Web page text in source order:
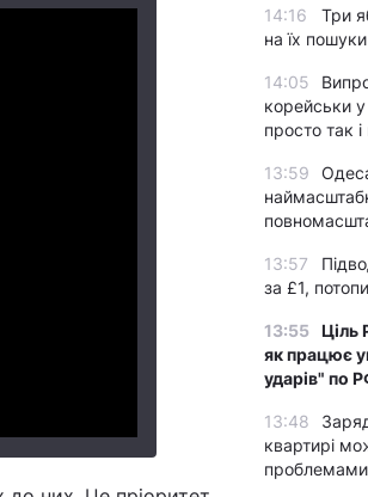
14:16
Три
на їх
14:05
корейськи
просто так
13:59
13:57
за £1,
13:55 Ціль
як працює
ударів" по
13:48
квартирі